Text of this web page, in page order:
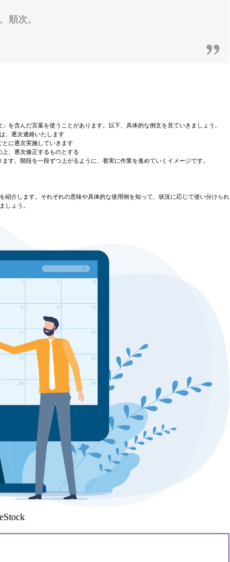
順次。
を含んだ言葉を使うことがあります。以下、具体的な例文を見ていきましょう。
、逐次連絡いたします
とに逐次実施していきます
上、逐次修正するものとする
す。階段を一段ずつ上がるように、着実に作業を進めていくイメージです。
紹介します。それぞれの意味や具体的な使用例を知って、状況に応じて使い分けられ
しょう。